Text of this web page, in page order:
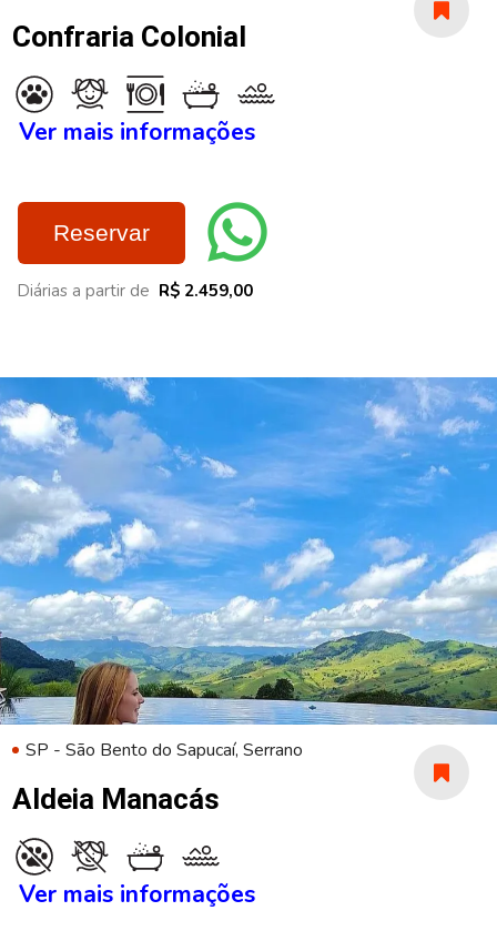
Confraria Colonial
Ver mais informações
Reservar
Diárias a partir de R$ 2.459,00
SP - São Bento do Sapucaí, Serrano
Aldeia Manacás
Ver mais informações